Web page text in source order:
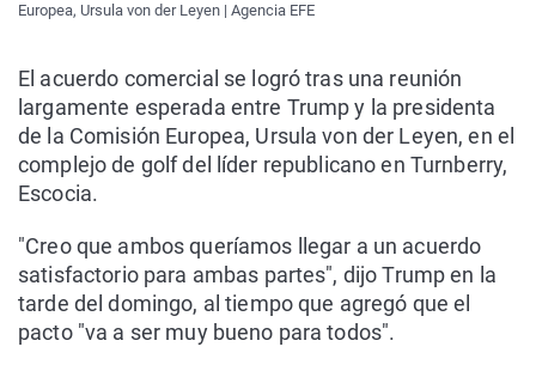
Europea, Ursula von der Leyen | Agencia EFE
El acuerdo comercial se logró tras una reunión
largamente esperada entre Trump y la presidenta
de la Comisión Europea, Ursula von der Leyen, en el
complejo de golf del líder republicano en Turnberry,
Escocia.
"Creo que ambos queríamos llegar a un acuerdo
satisfactorio para ambas partes", dijo Trump en la
tarde del domingo, al tiempo que agregó que el
pacto "va a ser muy bueno para todos".